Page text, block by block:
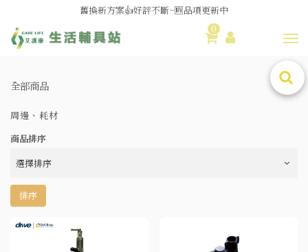
媽媽社團推薦❗歐姆龍NE-U100噴霧器❗躺著噴也👌
舊換新方案👍好評不斷~🆕品項更新中
😆備餐原來可以這麼輕鬆🎌KEWPIE介護食🍱營養均衡
0
全部商品
周邊、耗材
商品排序
排序